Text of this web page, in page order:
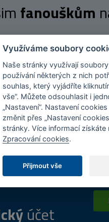
fanouškům
PRODEJNY
trhu více než 10 let
program
registraci
účet
Využíváme soubory
Naše stránky využívají
používání některých z nich
souhlas, který vyjádříte
vše“. Můžete odsouhlasit i
„Nastavení“. Nastavení
změnit přes „Nastavení
stránky. Více informací získáte
Zpracování cookies.
Přijmout vše